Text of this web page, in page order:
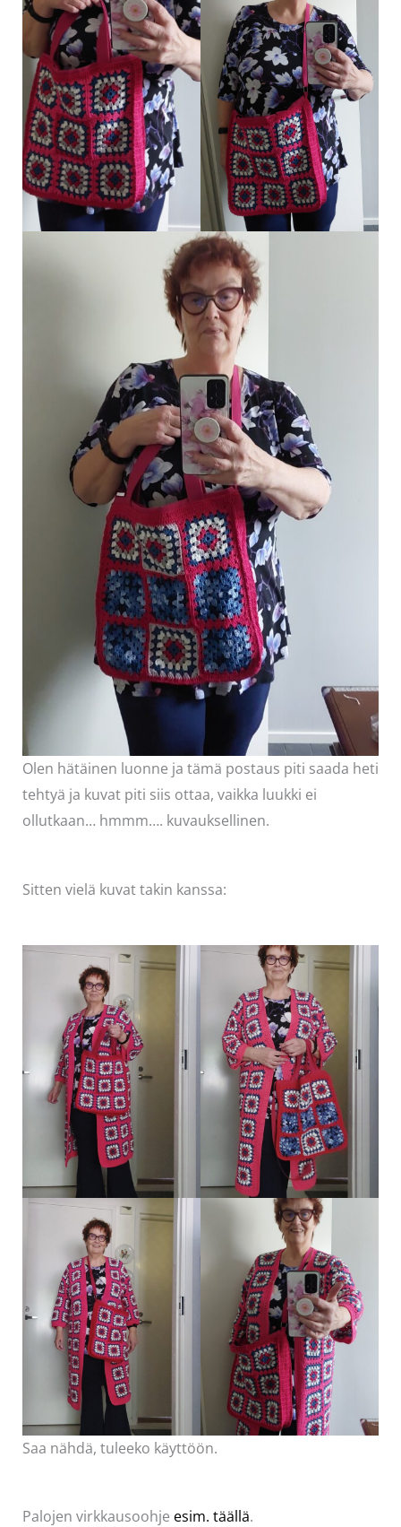
Olen hätäinen luonne ja tämä postaus piti saada heti
tehtyä ja kuvat piti siis ottaa, vaikka luukki ei
ollutkaan… hmmm…. kuvauksellinen.
Sitten vielä kuvat takin kanssa:
Saa nähdä, tuleeko käyttöön.
Palojen virkkausoohje esim. täällä.